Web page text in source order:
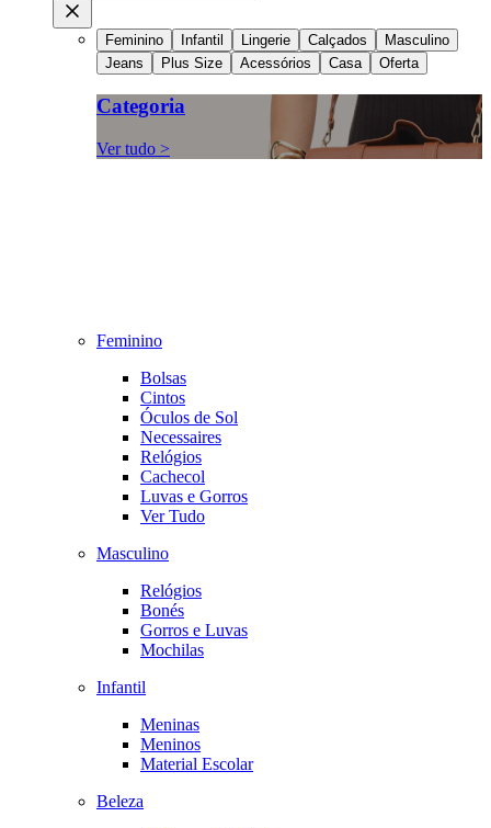
Feminino Infantil Lingerie Calçados
Masculino
Jeans
Plus Size Acessórios Casa Oferta
Categoria
Ver tudo >
Feminino
Bolsas
Cintos
Óculos de Sol
Necessaires
Relógios
Cachecol
Luvas e Gorros
Ver Tudo
Masculino
Relógios
Bonés
Gorros e Luvas
Mochilas
Infantil
Meninas
Meninos
Material Escolar
Beleza